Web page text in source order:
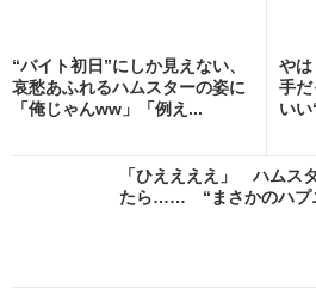
“バイト初日”にしか見えない、
哀愁あふれるハムスターの姿に
「俺じゃんww」「例え...
やは
手
い
「ひええええ」 ハムス
たら…… “まさかのハプ